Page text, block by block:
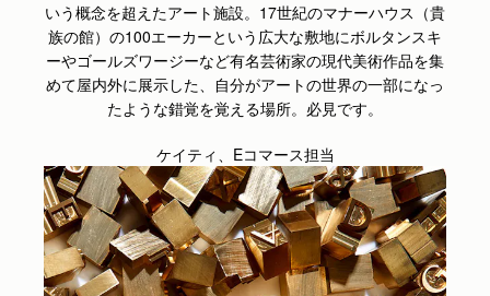
いう概念を超えたアート施設。17世紀のマナーハウス（貴
族の館）の100エーカーという広大な敷地にボルタンスキ
ーやゴールズワージーなど有名芸術家の現代美術作品を集
めて屋内外に展示した、自分がアートの世界の一部になっ
たような錯覚を覚える場所。必見です。
ケイティ、Eコマース担当